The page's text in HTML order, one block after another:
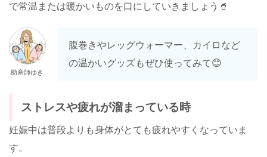
で常温または暖かいものを口にしていきましょう🥤
助産師ゆき
腹巻きやレッグウォーマー、カイロなど
の温かいグッズもぜひ使ってみて😊
ストレスや疲れが溜まっている時
妊娠中は普段よりも身体がとても疲れやすくなっていま
す。